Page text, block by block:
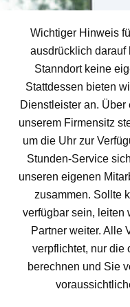
Wichtiger Hinweis
ausdrücklich darauf
Stanndort keine
Stattdessen bieten
Dienstleister an.
unserem Firmensitz
um die Uhr zur
Stunden-Service
unseren eigenen
zusammen. Sollte
verfügbar sein, leiten
Partner weiter. Alle
verpflichtet, nur die
berechnen und Sie